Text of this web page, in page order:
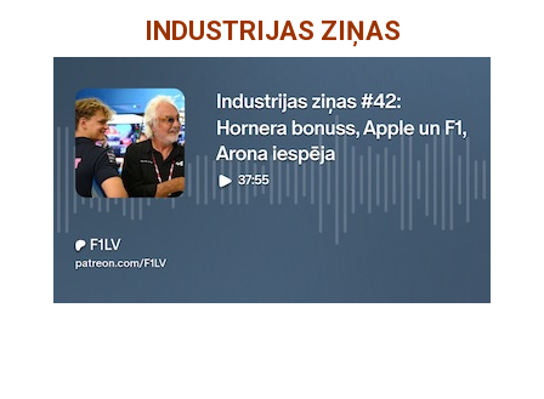
INDUSTRIJAS ZIŅAS